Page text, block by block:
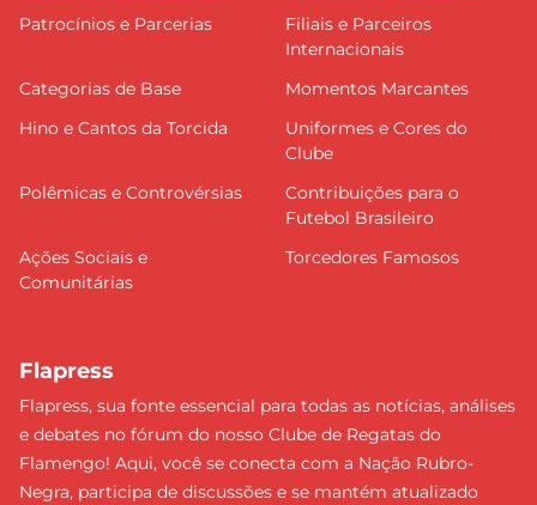
Patrocínios e Parcerias
Filiais e Parceiros
Internacionais
Categorias de Base
Momentos Marcantes
Hino e Cantos da Torcida
Uniformes e Cores do
Clube
Polêmicas e Controvérsias
Contribuições para o
Futebol Brasileiro
Ações Sociais e
Comunitárias
Torcedores Famosos
Flapress
Flapress, sua fonte essencial para todas as notícias, análises
e debates no fórum do nosso Clube de Regatas do
Flamengo! Aqui, você se conecta com a Nação Rubro-
Negra, participa de discussões e se mantém atualizado